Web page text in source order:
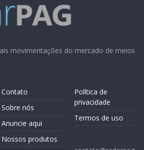
movimentações do mercado de meios
Contato
Sobre nós
Anuncie aqui
Nossos produtos
Política de
privacidade
Termos de uso